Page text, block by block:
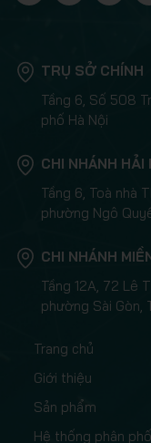
TRỤ SỞ CHÍNH
Tầng 6, Số 508
phố Hà Nội
CHI NHÁNH HẢI
Tầng 6, Toà nhà
phường Ngô
CHI NHÁNH
Tầng 12A, 72 Lê
phường Sài Gòn,
Trang chủ
Giới thiệu
Sản phẩm
Hệ thống phân